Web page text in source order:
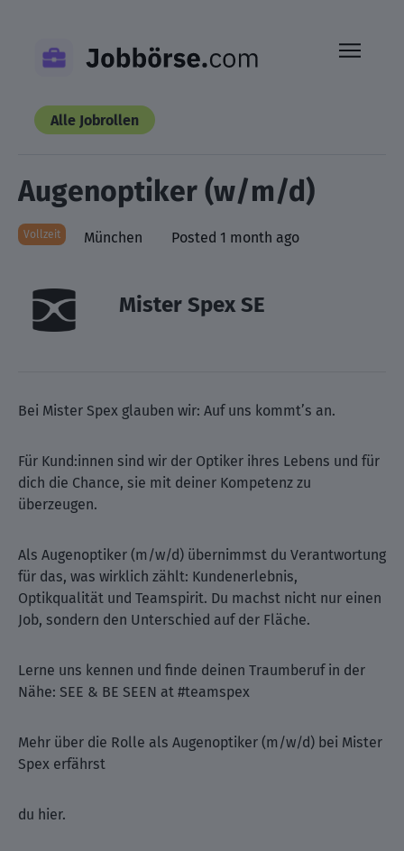
content
Alle Jobrollen
Augenoptiker (w/m/d)
Vollzeit München Posted 1 month ago
Mister Spex SE
Bei Mister Spex glauben wir: Auf uns kommt’s an.
Für Kund:innen sind wir der Optiker ihres Lebens und für
dich die Chance, sie mit deiner Kompetenz zu
überzeugen.
Als Augenoptiker (m/w/d) übernimmst du Verantwortung
für das, was wirklich zählt: Kundenerlebnis,
Optikqualität und Teamspirit. Du machst nicht nur einen
Job, sondern den Unterschied auf der Fläche.
Lerne uns kennen und finde deinen Traumberuf in der
Nähe: SEE & BE SEEN at #teamspex
Mehr über die Rolle als Augenoptiker (m/w/d) bei Mister
Spex erfährst
du hier.